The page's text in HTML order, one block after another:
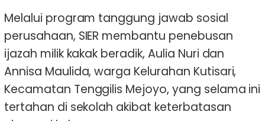
Melalui program tanggung jawab sosial
perusahaan, SIER membantu penebusan
ijazah milik kakak beradik, Aulia Nuri dan
Annisa Maulida, warga Kelurahan Kutisari,
Kecamatan Tenggilis Mejoyo, yang selama ini
tertahan di sekolah akibat keterbatasan